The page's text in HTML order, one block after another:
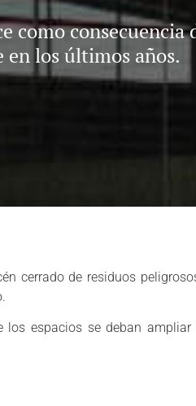
en los últimos años.
cerrado de residuos
los espacios se deban ampliar